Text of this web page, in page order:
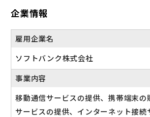
企業情報
雇用企業名
ソフトバンク株式会社
事業内容
移動通信サービスの提供、携帯端末の
サービスの提供、インターネット接続